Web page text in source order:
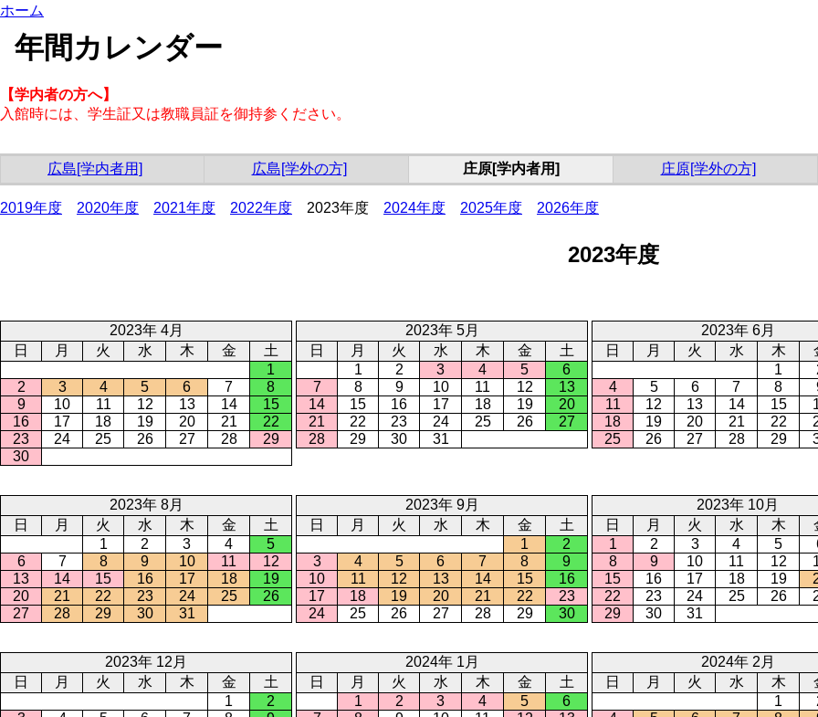
ホーム
年間カレンダー
【学内者の方へ】
入館時には、学生証又は教職員証を御持参ください。
広島[学内者用] 広島[学外の方] 庄原[学内者用] 庄原[学外の方]
2019年度 2020年度 2021年度 2022年度 2023年度 2024年度 2025年度 2026年度
2023年度
2023年 4月
日
月 火 水 木 金
土
1
2
3 4 5 6 7
8
9
10 11 12 13 14
15
16
17 18 19 20 21
22
23
24 25 26 27 28
29
30
2023年 5月
日
月 火 水 木 金
土
1
2 3 4 5
6
7
8 9 10 11 12
13
14
15 16 17 18 19
20
21
22 23 24 25 26
27
28
29 30 31
2023年 6月
日
月 火 水 木
1
4
5 6 7 8
11
12 13 14 15
18
19 20 21 22
25
26 27 28 29
2023年 8月
日
月 火 水 木 金
土
1
2 3 4
5
6
7 8 9 10 11
12
13
14 15 16 17 18
19
20
21 22 23 24 25
26
27
28 29 30 31
2023年 9月
日
月 火 水 木 金
土
1
2
3
4 5 6 7 8
9
10
11 12 13 14 15
16
17
18 19 20 21 22
23
24
25 26 27 28 29 30
2023年 10月
日
月 火 水 木
1
2 3 4 5
8
9 10 11 12
15
16 17 18 19
22
23 24 25 26
29
30 31
2023年 12月
日
月 火 水 木 金
土
1
2
2024年 1月
日
月 火 水 木 金
土
1
2 3 4 5
6
2024年 2月
日
月 火 水 木
1